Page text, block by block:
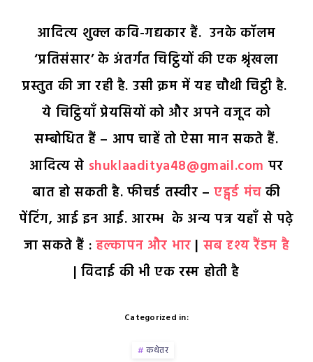
आदित्य शुक्ल कवि-गद्यकार हैं. उनके कॉलम
‘प्रतिसंसार’ के अंतर्गत चिट्ठियों की एक श्रृंखला
प्रस्तुत की जा रही है. उसी क्रम में यह चौथी चिट्ठी है.
ये चिट्ठियाँ प्रेयसियों को और अपने वजूद को
सम्बोधित हैं – आप चाहें तो ऐसा मान सकते हैं.
आदित्य से shuklaaditya48@gmail.com पर
बात हो सकती है. फीचर्ड तस्वीर – एड्वर्ड मंच की
पेंटिंग, आई इन आई. आरम्भ के अन्य पत्र यहाँ से पढ़े
जा सकते हैं : हल्कापन और भार | सब दृश्य रैंडम है
|विदाई की भी एक रस्म होती है
Categorized in:
कथेतर